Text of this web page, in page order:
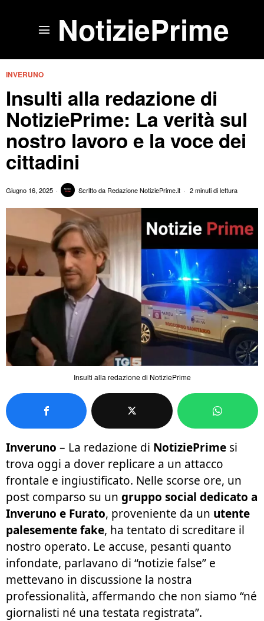
NotiziePrime
INVERUNO
Insulti alla redazione di
NotiziePrime: La verità sul
nostro lavoro e la voce dei
cittadini
Giugno 16, 2025 Scritto da Redazione NotiziePrime.it 2 minuti di lettura
Insulti alla redazione di NotiziePrime
Inveruno – La redazione di NotiziePrime si
trova oggi a dover replicare a un attacco
frontale e ingiustificato. Nelle scorse ore, un
post comparso su un gruppo social dedicato a
Inveruno e Furato, proveniente da un utente
palesemente fake, ha tentato di screditare il
nostro operato. Le accuse, pesanti quanto
infondate, parlavano di “notizie false” e
mettevano in discussione la nostra
professionalità, affermando che non siamo “né
giornalisti né una testata registrata”.